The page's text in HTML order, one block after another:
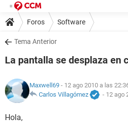
Foros Software
Tema Anterior
La pantalla se desplaza en
Maxwell69 - 12 ago 2010 a las
Carlos Villagómez
- 12 ago
Hola,